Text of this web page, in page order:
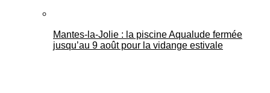
Mantes-la-Jolie : la piscine Aqualude fermée
jusqu’au 9 août pour la vidange estivale